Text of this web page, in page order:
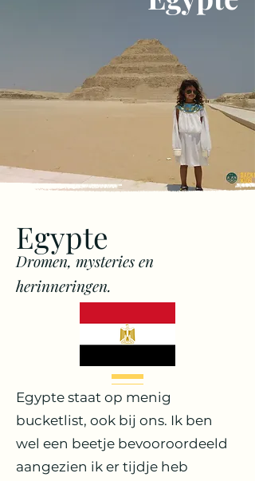
Egypte
Dromen, mysteries en
herinneringen.
Egypte staat op menig
bucketlist, ook bij ons. Ik ben
wel een beetje bevooroordeeld
aangezien ik er tijdje heb